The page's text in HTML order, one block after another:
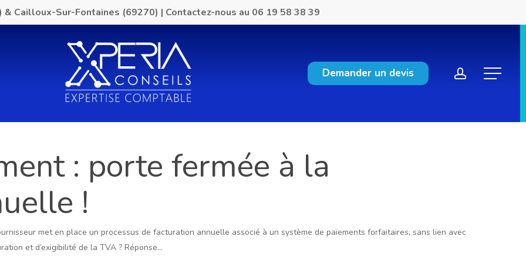
& Cailloux-Sur-Fontaines (69270) | Contactez-nous au 06 19 58 38 39
Demander un devis account
Menu
: porte fermée à la
!
met en place un processus de facturation annuelle associé à un système de paiements forfaitaires, sans lien avec
et d’exigibilité de la TVA ? Réponse…